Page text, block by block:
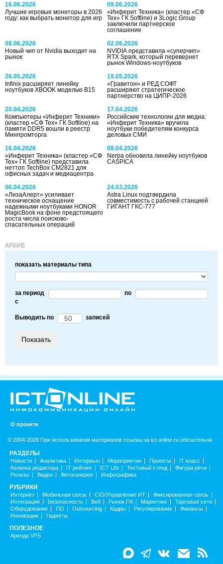
16.06.2026
Лучшие игровые мониторы в 2026
году: как выбрать монитор для игр
09.06.2026
«Инферит Техника» (кластер «СФ
Тех» ГК Softline) и 3Logic Group
заключили партнерское
соглашение
08.06.2026
Новый чип от Nvidia выходит на
рынок
02.06.2026
NVIDIA представила «суперчип»
RTX Spark, который перевернет
рынок Windows-ноутбуков
26.05.2026
Infinix расширяет линейку
ноутбуков XBOOK моделью B15
19.05.2026
«Гравитон» и РЕД СОФТ
расширяют стратегическое
партнерство на ЦИПР-2026
20.04.2026
Компьютеры «Инферит Техники»
(кластер «СФ Тех» ГК Softline) на
памяти DDR5 вошли в реестр
Минпромторга
17.04.2026
Российские технологии для медиа:
«Инферит Техника» вручила
ноутбуки победителям конкурса
деловых СМИ
16.04.2026
«Инферит Техника» (кластер «СФ
Тех» ГК Softline) представила
неттоп TechBox CM2821 для
офисных задач и медиацентра
08.04.2026
Nerpa обновила линейку ноутбуков
CASPICA
06.04.2026
«ЛизаАлерт» усиливает
техническое оснащение
надежными ноутбуками HONOR
MagicBook на фоне предстоящего
роста числа поисково-
спасательных операций
24.03.2026
Astra Linux подтвердила
совместимость с рабочей станцией
ГИГАНТ ГКС-777
АРХИВ
показать материалы типа
за период
c
по
Выводить по записей
О проекте
© 2004-2026 При использовании материалов ссылка на ict-online.ru обязательна
РАЗДЕЛЫ
Новости Аналитика Интервью Мероприятия Проекты
IT класс
Колонка редактора
IT рейтинг ICT Life Тестовый стенд
Фигура речи
Релизы
Видео Фотогалерея Инфографика
РУБРИКИ
Интернет Мобильная связь CIO/Управление ИТ
Фиксированная связь
Интеграция
Безопасность Веб Рынок ПК Маркетинг
Торговые сети
Оборудование
ПО Outsourcing Кадры Регулирование
Финансы
Инновации
Гаджеты
ПОЛЕЗНОЕ
Аренда VPS